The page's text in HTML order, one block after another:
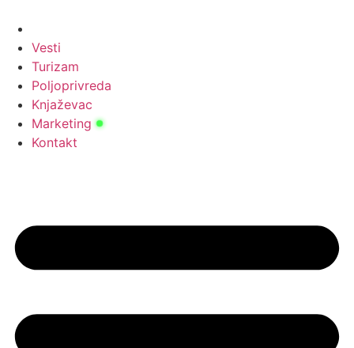
садржај
Vesti
Turizam
Poljoprivreda
Knjaževac
Marketing
Kontakt